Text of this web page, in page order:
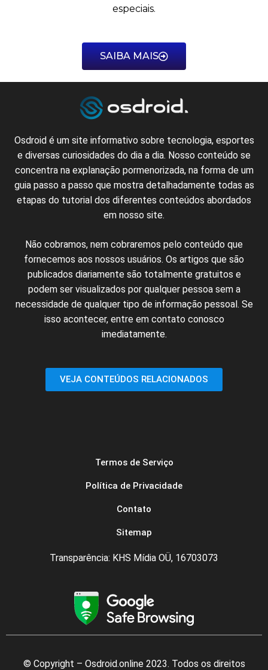
especiais.
SAIBA MAIS
Osdroid é um siteinformativo sobre tecnologia, esportes
e diversas curiosidades do dia a dia. Nosso conteúdo se
concentrana explanação pormenorizada, na forma de um
guia passo a passo que mostra detalhadamentetodas as
etapas do tutorial dos diferentes conteúdos abordados
em nosso site.
Não cobramos, nem cobraremos pelo conteúdo que
fornecemos aos nossos usuários. Os artigos que são
publicados diariamente são totalmentegratuitos e
podem ser visualizados por qualquer pessoasem a
necessidadede qualquertipo de informação pessoal. Se
isso acontecer, entre em contato conosco
imediatamente.
VEJA CONTEÚDOS RELACIONADOS
Termos de Serviço
Política de Privacidade
Contato
Sitemap
Transparência: KHS Mídia OÜ, 16703073
© Copyright – Osdroid.online 2023. Todos os direitos